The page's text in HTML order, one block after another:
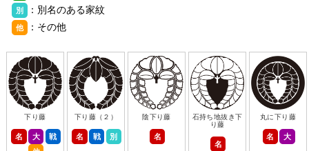
別 ：別名のある家紋
他 ：その他
下り藤
名 大
戦
下り藤（２）
名 戦 別
陰下り藤
名
石持ち地抜き下
り藤
名
丸に下り藤
名 大